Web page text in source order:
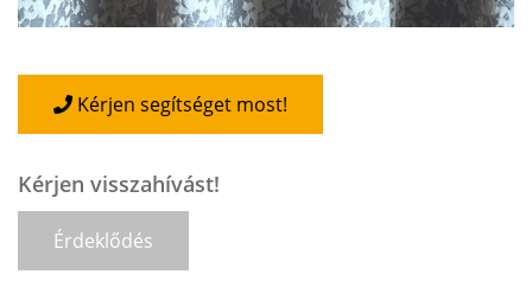
Kérjen segítséget most!
Kérjen visszahívást!
Érdeklődés